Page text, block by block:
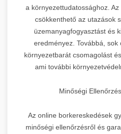
a környezettudatossághoz.
csökkenthető az utazások
üzemanyagfogyasztást és
eredményez. Továbbá,
környezetbarát csomagolást
ami további
Minőségi
Az online borkereskedések
minőségi ellenőrzésről és